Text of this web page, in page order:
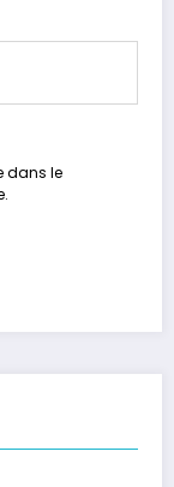
dans le